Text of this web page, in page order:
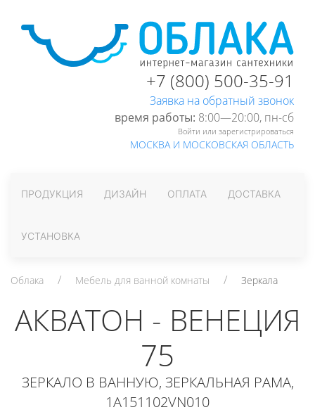
+7 (800) 500-35-91
Заявка на обратный звонок
время работы: 8:00—20:00, пн-cб
Войти или зарегистрироваться
МОСКВА И МОСКОВСКАЯ ОБЛАСТЬ
ПРОДУКЦИЯ ДИЗАЙН ОПЛАТА ДОСТАВКА
УСТАНОВКА
Облака Мебель для ванной комнаты Зеркала
АКВАТОН - ВЕНЕЦИЯ
75
ЗЕРКАЛО В ВАННУЮ, ЗЕРКАЛЬНАЯ РАМА,
1A151102VN010